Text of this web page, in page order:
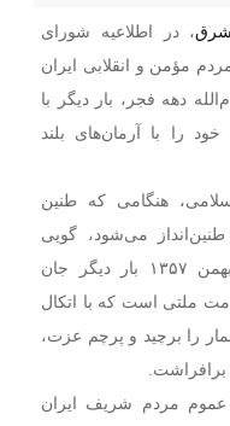
، در اطلاعیه شورای
مؤمن و انقلابی ایران
دهه فجر، بار دیگر با
خود را با آرمان‌های بلند
هنگامی که طنین
طنین‌انداز می‌شود، گویی
پژواک تکبیرهای تاریخ‌ساز ملت در بهمن ۱۳۵۷ بار دیگر جان
ملتی است که با اتکال
را برچید و پرچم عزت،
برافراشت.
عموم مردم شریف ایران